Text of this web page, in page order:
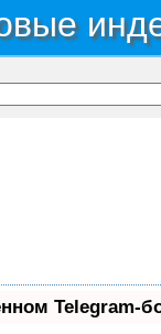
Telegram-